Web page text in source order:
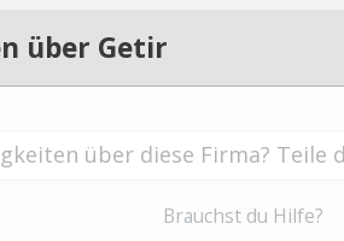
über Getir
Brauchst du Hilfe?